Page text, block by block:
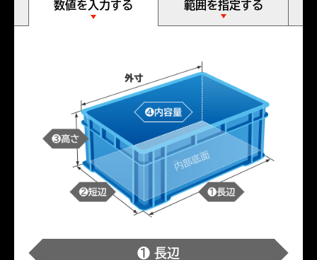
数値を入力する 範囲を指定する
❶ 長辺